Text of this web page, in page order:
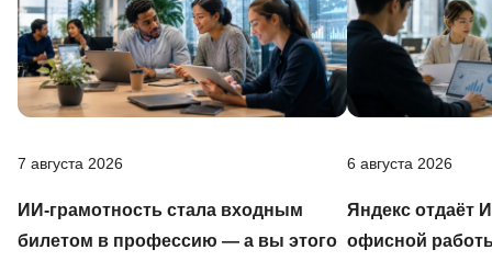
7 августа 2026
ИИ-грамотность стала входным
билетом в профессию — а вы этого
6 августа 2026
Яндекс отдаёт
офисной